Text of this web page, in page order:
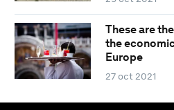
These are
the
Europe
27 oct 2021